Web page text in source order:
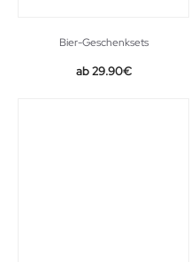
Bier-Geschenksets
29.90€